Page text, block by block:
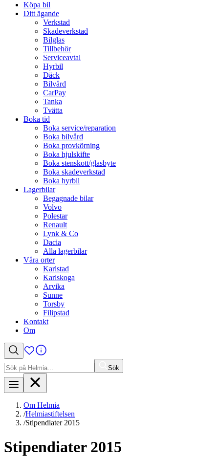
Köpa bil
Ditt ägande
Verkstad
Skadeverkstad
Bilglas
Tillbehör
Serviceavtal
Hyrbil
Däck
Bilvård
CarPay
Tanka
Tvätta
Boka tid
Boka service/reparation
Boka bilvård
Boka provkörning
Boka hjulskifte
Boka stenskott/glasbyte
Boka skadeverkstad
Boka hyrbil
Lagerbilar
Begagnade bilar
Volvo
Polestar
Renault
Lynk & Co
Dacia
Alla lagerbilar
Våra orter
Karlstad
Karlskoga
Arvika
Sunne
Torsby
Filipstad
Kontakt
Om
Sök
efter:
Sök
Om Helmia
/Helmiastiftelsen
/Stipendiater 2015
Stipendiater 2015